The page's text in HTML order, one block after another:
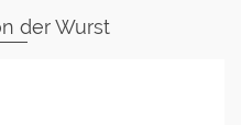
der Wurst